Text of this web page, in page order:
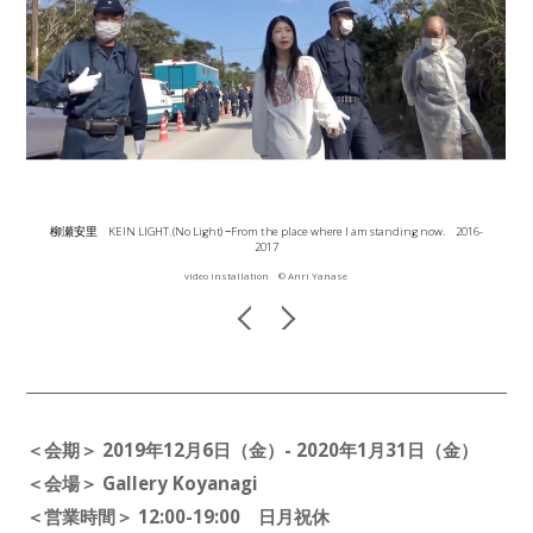
柳瀬安里 KEIN LIGHT. (No Light) −From the place where I am standing now. 2016-
2017
video installation ©︎ Anri Yanase
＜会期＞ 2019年12月6日（金）- 2020年1月31日（金）
＜会場＞ Gallery Koyanagi
＜営業時間＞ 12:00-19:00 日月祝休